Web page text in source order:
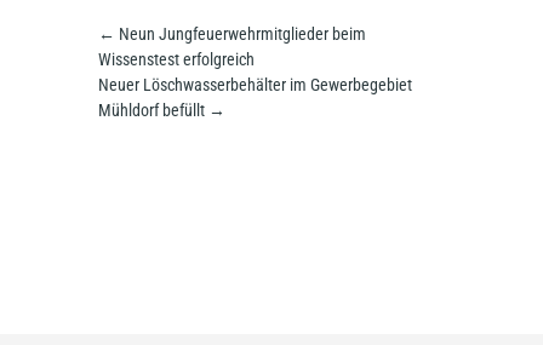
← Neun Jungfeuerwehrmitglieder beim
Wissenstest erfolgreich
Neuer Löschwasserbehälter im Gewerbegebiet
Mühldorf befüllt→